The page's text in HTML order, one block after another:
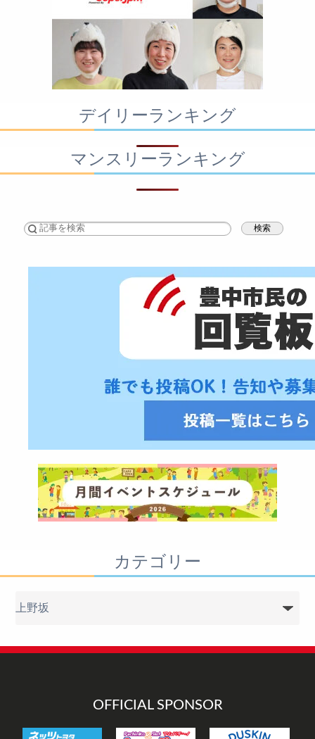
デイリーランキング
マンスリーランキング
検索
カテゴリー
リ
OFFICIAL SPONSOR